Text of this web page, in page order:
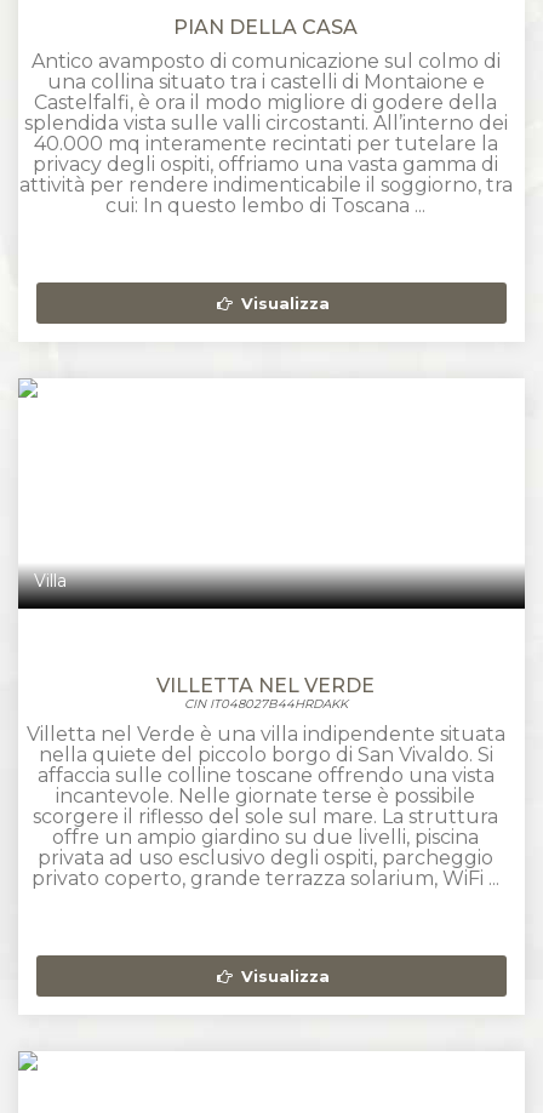
PIAN DELLA CASA
Antico avamposto di comunicazione sul colmo di
una collina situato tra i castelli di Montaione e
Castelfalfi, è ora il modo migliore di godere della
splendida vista sulle valli circostanti. All’interno dei
40.000 mq interamente recintati per tutelare la
privacy degli ospiti, offriamo una vasta gamma di
attività per rendere indimenticabile il soggiorno, tra
cui: In questo lembo di Toscana ...
Visualizza
Villa
VILLETTA NEL VERDE
CIN IT048027B44HRDAKK
Villetta nel Verde è una villa indipendente situata
nella quiete del piccolo borgo di San Vivaldo. Si
affaccia sulle colline toscane offrendo una vista
incantevole. Nelle giornate terse è possibile
scorgere il riflesso del sole sul mare. La struttura
offre un ampio giardino su due livelli, piscina
privata ad uso esclusivo degli ospiti, parcheggio
privato coperto, grande terrazza solarium, WiFi ...
Visualizza